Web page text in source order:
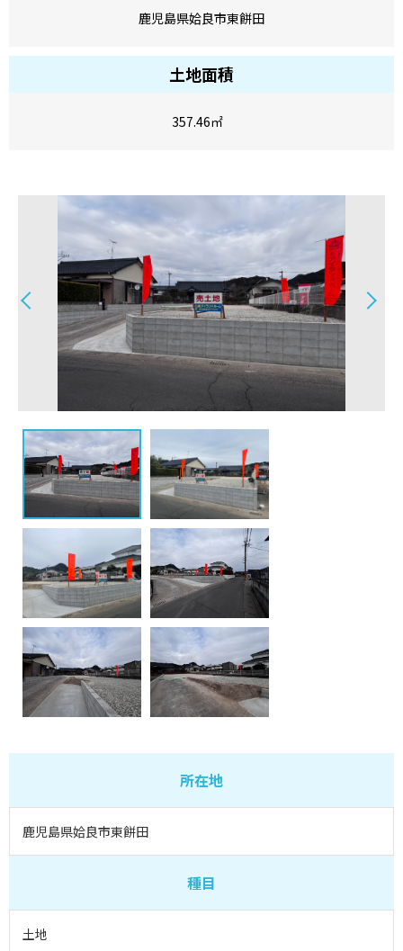
鹿児島県姶良市東餅田
土地面積
357.46㎡
所在地
鹿児島県姶良市東餅田
種目
土地